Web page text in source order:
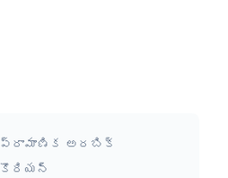
ప్రామాణిక అరబిక్
కొరియన్